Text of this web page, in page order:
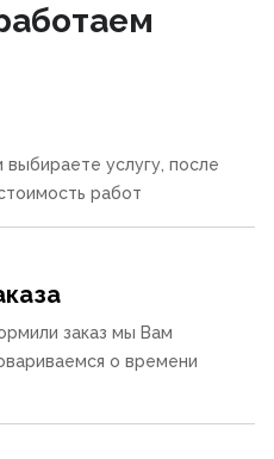
выбираете услугу, после
работ
заказ мы Вам
о времени